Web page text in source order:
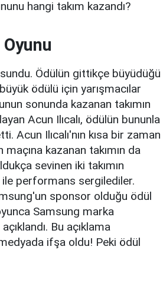
hangi takım kazandı?
Ödülün gittikçe büyüdüğü
ödülü için yarışmacılar
sonunda kazanan takımın
Acun Ilıcalı, ödülün bununla
Acun Ilıcalı'nın kısa bir zaman
maçına kazanan takımın da
sevinen iki takımın
ile performans sergilediler.
sponsor olduğu ödül
Samsung marka
Bu açıklama
ifşa oldu! Peki ödül